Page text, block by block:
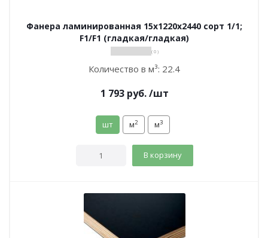
Фанера ламинированная 15х1220х2440 сорт 1/1;
F1/F1 (гладкая/гладкая)
( 0 )
Количество в м³: 22.4
1 793руб. /шт
шт м2 м3
В корзину